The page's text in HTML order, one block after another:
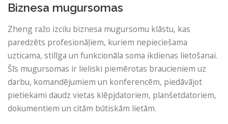
Biznesa mugursomas
Zheng ražo izcilu biznesa mugursomu klāstu, kas
paredzēts profesionāļiem, kuriem nepieciešama
uzticama, stilīga un funkcionāla soma ikdienas lietošanai.
Šīs mugursomas ir lieliski piemērotas braucieniem uz
darbu, komandējumiem un konferencēm, piedāvājot
pietiekami daudz vietas klēpjdatoriem, planšetdatoriem,
dokumentiem un citām būtiskām lietām.